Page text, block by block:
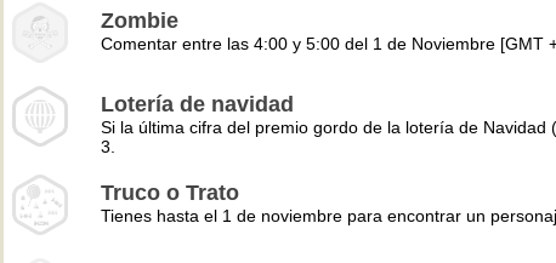
Zombie
Comentar entre las 4:00 y 5:00 del 1 de Noviembre [GMT
Lotería de navidad
Si la última cifra del premio gordo de la lotería de
3.
Truco o Trato
Tienes hasta el 1 de noviembre para encontrar un